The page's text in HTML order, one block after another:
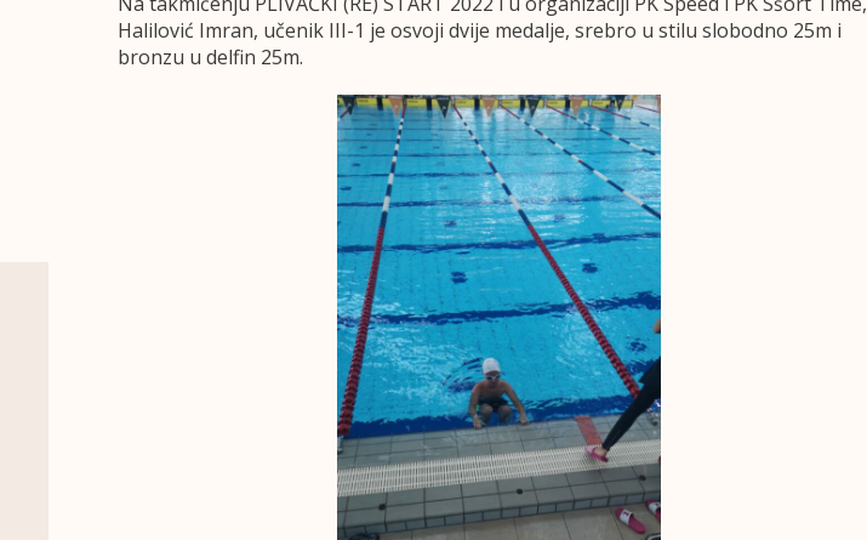
Halilović Imran, učenik III-1 je osvoji dvije medalje, srebro u stilu slobodno 25m i
bronzu u delfin 25m.